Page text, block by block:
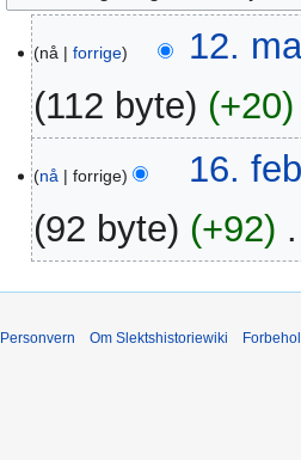
mar.
2014
nå forrige
12.
112 byte
+20
feb.
2014
nå forrige
16.
92 byte
+92
Personvern Om Slektshistoriewiki